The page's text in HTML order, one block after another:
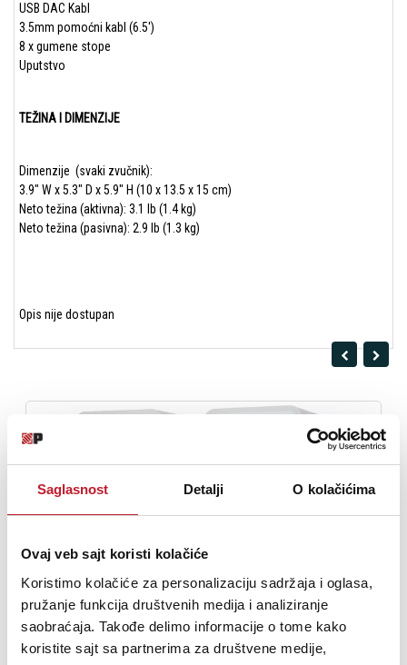
Saglasnost Detalji O kolačićima
Ovaj veb sajt koristi kolačiće
Koristimo kolačiće za personalizaciju sadržaja i oglasa,
pružanje funkcija društvenih medija i analiziranje
saobraćaja. Takođe delimo informacije o tome kako
koristite sajt sa partnerima za društvene medije,
USB DAC Kabl
3.5mm pomoćni kabl (6.5′)
8 x gumene stope
Uputstvo
TEŽINA I DIMENZIJE
Dimenzije (svaki zvučnik):
3.9″ W x 5.3″ D x 5.9″ H (10 x 13.5 x 15 cm)
Neto težina (aktivna): 3.1 lb (1.4 kg)
Neto težina (pasivna): 2.9 lb (1.3 kg)
Opis nije dostupan
Polk Audio Sig Elite ES15 White zvučnici za policu/stalak
27.480,00 RSD